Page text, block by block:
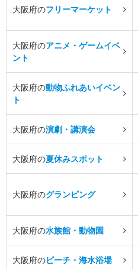
大阪府のフリーマーケット
大阪府のアニメ・ゲームイベ
ント
大阪府の動物ふれあいイベン
ト
大阪府の演劇・講演会
大阪府の夏休みスポット
大阪府のグランピング
大阪府の水族館・動物園
大阪府のビーチ・海水浴場